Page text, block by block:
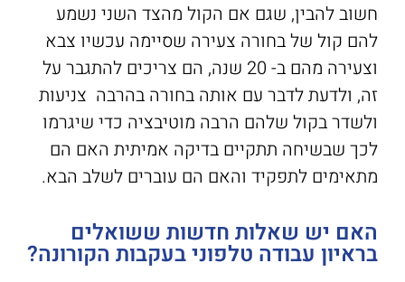
חשוב להבין, שגם אם הקול מהצד השני נשמע
להם קול של בחורה צעירה שסיימה עכשיו צבא
וצעירה מהם ב- 20 שנה, הם צריכים להתגבר על
זה, ולדעת לדבר עם אותה בחורה בהרבה צניעות
ולשדר בקול שלהם הרבה מוטיבציה כדי שיגרמו
לכך שבשיחה תתקיים בדיקה אמיתית האם הם
מתאימים לתפקיד והאם הם עוברים לשלב הבא.
האם יש שאלות חדשות ששואלים
בראיון עבודה טלפוני בעקבות הקורונה?